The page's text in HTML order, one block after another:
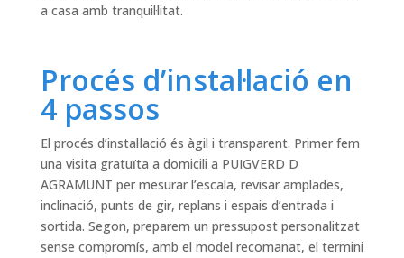
a casa amb tranquil·litat.
Procés d’instal·lació en
4 passos
El procés d’instal·lació és àgil i transparent. Primer fem
una visita gratuïta a domicili a PUIGVERD D
AGRAMUNT per mesurar l’escala, revisar amplades,
inclinació, punts de gir, replans i espais d’entrada i
sortida. Segon, preparem un pressupost personalitzat
sense compromís, amb el model recomanat, el termini